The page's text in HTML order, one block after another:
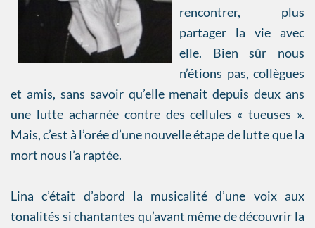
rencontrer, plus
partager la vie avec
elle. Bien sûr nous
n’étions pas, collègues
et amis, sans savoir qu’elle menait depuis deux ans
une lutte acharnée contre des cellules « tueuses ».
Mais, c’est à l’orée d’une nouvelle étape de lutte que la
mort nous l’a raptée.
Lina c’était d’abord la musicalité d’une voix aux
tonalités si chantantes qu’avant même de découvrir la